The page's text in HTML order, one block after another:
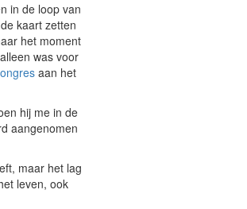
in de loop van
kaart zetten
het moment
was voor
aan het
hij me in de
aangenomen
maar het lag
leven, ook